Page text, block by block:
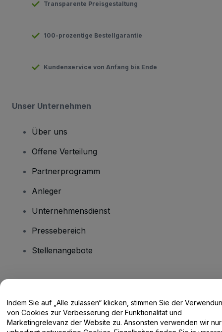
Transparente Preisgestaltung
100-prozentige Bestellgarantie
Kundenservice von Anfang bis Ende
Unser Unternehmen
Über uns
Offene Verteilung
Partnerprogramm
Anleger
Unternehmensdienst
Pressebereich
Stellenangebote
Hilfe-Center / Kontakt
Indem Sie auf „Alle zulassen“ klicken, stimmen Sie der
von Cookies zur Verbesserung der Funktionalität und
Marketingrelevanz der Website zu. Ansonsten verwenden wir nur